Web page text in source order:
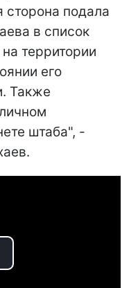
сторона подала
в список
территории
его
Также
штаба", -